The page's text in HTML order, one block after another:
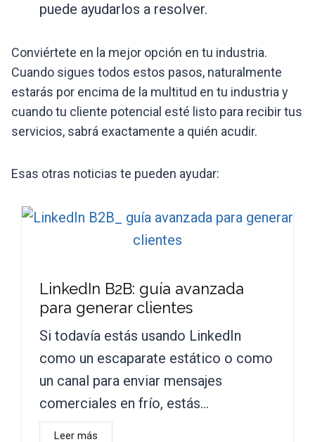
puede ayudarlos a resolver.
Conviértete en la mejor opción en tu industria.
Cuando sigues todos estos pasos, naturalmente
estarás por encima de la multitud en tu industria y
cuando tu cliente potencial esté listo para recibir tus
servicios, sabrá exactamente a quién acudir.
Esas otras noticias te pueden ayudar:
LinkedIn B2B: guía avanzada
para generar clientes
Si todavía estás usando LinkedIn
como un escaparate estático o como
un canal para enviar mensajes
comerciales en frío, estás…
Leer más